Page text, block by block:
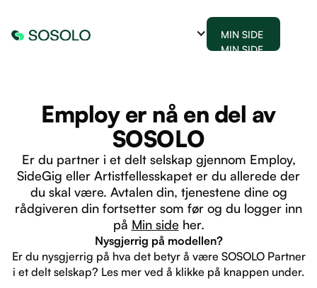
MIN SIDE
MIN SIDE
Employ er nå en del av
SOSOLO
Er du partner i et delt selskap gjennom Employ,
SideGig eller Artistfellesskapet er du allerede der
du skal være. Avtalen din, tjenestene dine og
rådgiveren din fortsetter som før og du logger inn
på Min side her.
Nysgjerrig på modellen?
Er du nysgjerrig på hva det betyr å være SOSOLO Partner
i et delt selskap? Les mer ved å klikke på knappen under.